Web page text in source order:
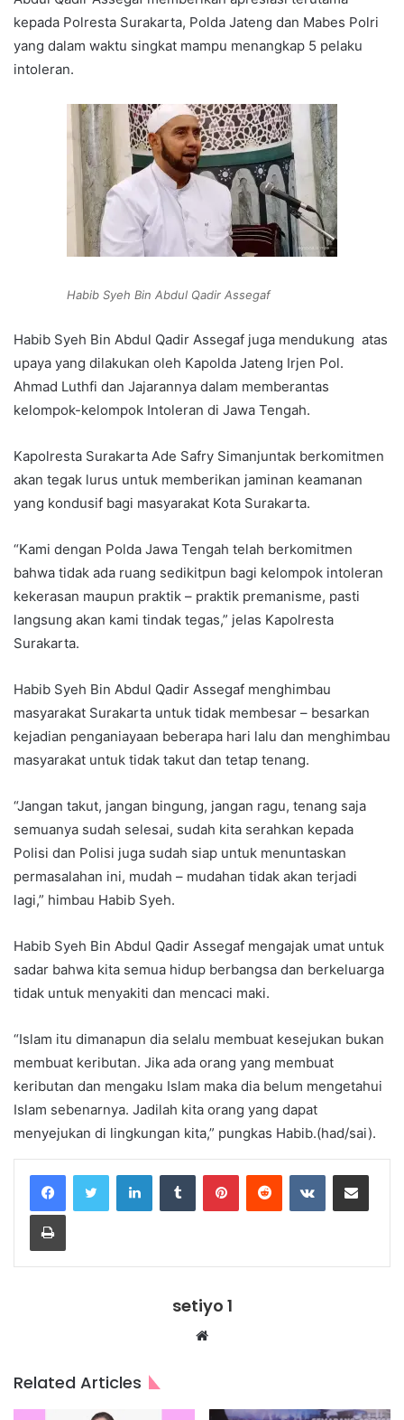
kepada Polresta Surakarta, Polda Jateng dan Mabes Polri
yang dalam waktu singkat mampu menangkap 5 pelaku
intoleran.
Habib Syeh Bin Abdul Qadir Assegaf
Habib Syeh Bin Abdul Qadir Assegaf juga mendukung atas
upaya yang dilakukan oleh Kapolda Jateng Irjen Pol.
Ahmad Luthfi dan Jajarannya dalam memberantas
kelompok-kelompok Intoleran di Jawa Tengah.
Kapolresta Surakarta Ade Safry Simanjuntak berkomitmen
akan tegak lurus untuk memberikan jaminan keamanan
yang kondusif bagi masyarakat Kota Surakarta.
“Kami dengan Polda Jawa Tengah telah berkomitmen
bahwa tidak ada ruang sedikitpun bagi kelompok intoleran
kekerasan maupun praktik – praktik premanisme, pasti
langsung akan kami tindak tegas,” jelas Kapolresta
Surakarta.
Habib Syeh Bin Abdul Qadir Assegaf menghimbau
masyarakat Surakarta untuk tidak membesar – besarkan
kejadian penganiayaan beberapa hari lalu dan menghimbau
masyarakat untuk tidak takut dan tetap tenang.
“Jangan takut, jangan bingung, jangan ragu, tenang saja
semuanya sudah selesai, sudah kita serahkan kepada
Polisi dan Polisi juga sudah siap untuk menuntaskan
permasalahan ini, mudah – mudahan tidak akan terjadi
lagi,” himbau Habib Syeh.
Habib Syeh Bin Abdul Qadir Assegaf mengajak umat untuk
sadar bahwa kita semua hidup berbangsa dan berkeluarga
tidak untuk menyakiti dan mencaci maki.
“Islam itu dimanapun dia selalu membuat kesejukan bukan
membuat keributan. Jika ada orang yang membuat
keributan dan mengaku Islam maka dia belum mengetahui
Islam sebenarnya. Jadilah kita orang yang dapat
menyejukan di lingkungan kita,” pungkas Habib.(had/sai).
LinkedInTumblr PinterestReddit VKontakteShare via Email
Print
setiyo 1
Website
Related Articles